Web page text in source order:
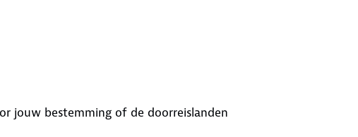
jouw bestemming of de doorreislanden